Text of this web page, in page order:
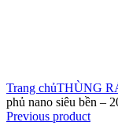
Trang chủTHÙNG
phủ nano siêu bền –
Previous product